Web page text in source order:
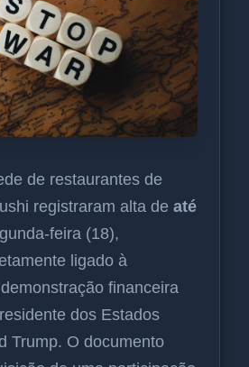
de restaurantes de
registraram alta de até
feira (18),
ligado à
financeira
dos Estados
Trump. O documento